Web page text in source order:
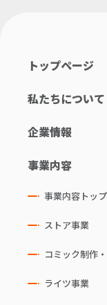
トップページ
私たちについて
企業情報
事業内容
事業内容トップ
ストア事業
コミック制作
ライツ事業